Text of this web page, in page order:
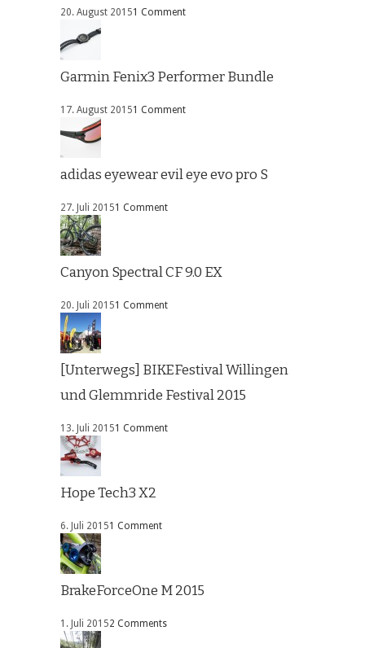
20. August 20151 Comment
Garmin Fenix3 Performer Bundle
17. August 20151 Comment
adidas eyewear evil eye evo pro S
27. Juli 20151 Comment
Canyon Spectral CF 9.0 EX
20. Juli 20151 Comment
[Unterwegs] BIKEFestival Willingen
und Glemmride Festival 2015
13. Juli 20151 Comment
Hope Tech3 X2
6. Juli 20151 Comment
BrakeForceOne M 2015
1. Juli 20152 Comments